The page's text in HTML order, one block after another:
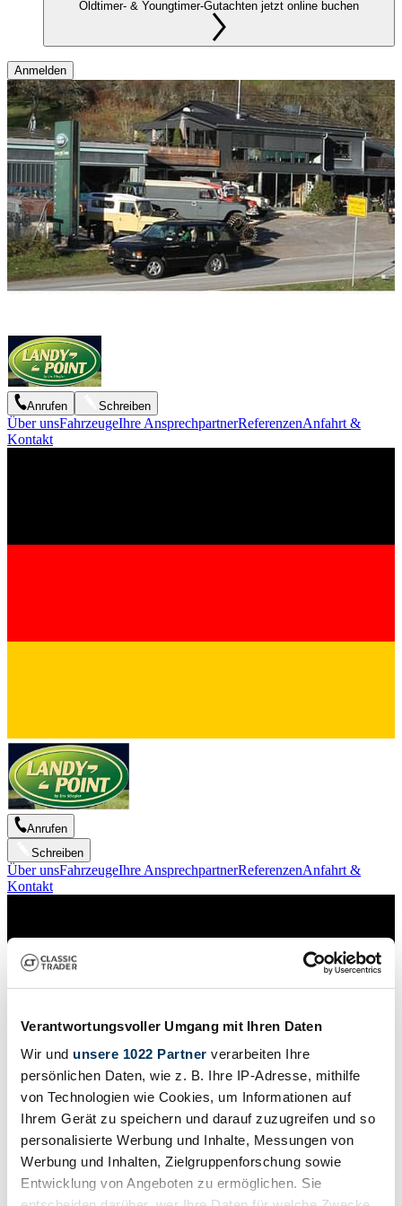
Verantwortungsvoller Umgang mit Ihren Daten
Wir und unsere 1022 Partner verarbeiten Ihre
persönlichen Daten, wie z. B. Ihre IP-Adresse, mithilfe
von Technologien wie Cookies, um Informationen auf
Ihrem Gerät zu speichern und darauf zuzugreifen und so
personalisierte Werbung und Inhalte, Messungen von
Werbung und Inhalten, Zielgruppenforschung sowie
Entwicklung von Angeboten zu ermöglichen. Sie
Oldtimer- & Youngtimer-Gutachten jetzt online buchen
Anmelden
Anrufen Schreiben
Über unsFahrzeugeIhre AnsprechpartnerReferenzenAnfahrt &
Kontakt
Anrufen
Schreiben
Über unsFahrzeugeIhre AnsprechpartnerReferenzenAnfahrt &
Kontakt